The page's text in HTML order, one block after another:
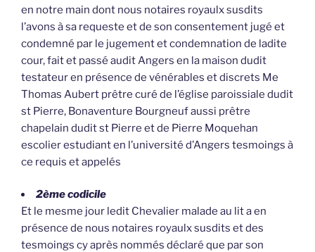
en notre main dont nous notaires royaulx susdits
l’avons à sa requeste et de son consentement jugé et
condemné par le jugement et condemnation de ladite
cour, fait et passé audit Angers en la maison dudit
testateur en présence de vénérables et discrets Me
Thomas Aubert prêtre curé de l’église paroissiale dudit
st Pierre, Bonaventure Bourgneuf aussi prêtre
chapelain dudit st Pierre et de Pierre Moquehan
escolier estudiant en l’université d’Angers tesmoings à
ce requis et appelés
2ème codicile
Et le mesme jour ledit Chevalier malade au lit a en
présence de nous notaires royaulx susdits et des
tesmoings cy après nommés déclaré que par son